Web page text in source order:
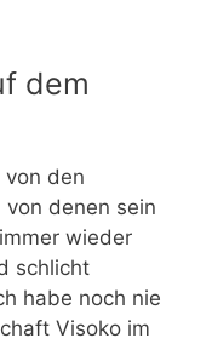
dem
den
von denen sein
immer wieder
schlicht
habe noch nie
Visoko im